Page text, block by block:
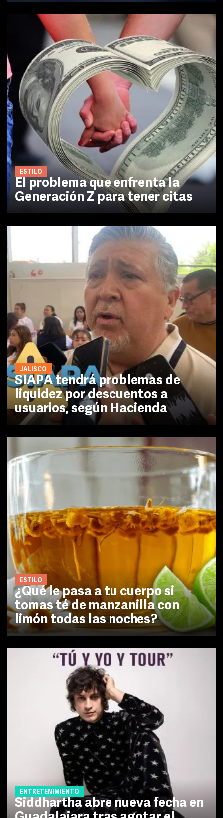
ESTILO
El problema que enfrenta la
Generación Z para tener citas
JALISCO
SIAPA tendrá problemas de
liquidez por descuentos a
usuarios, según Hacienda
ESTILO
¿Qué le pasa a tu cuerpo si
tomas té de manzanilla con
limón todas las noches?
ENTRETENIMIENTO
Siddhartha abre nueva fecha en